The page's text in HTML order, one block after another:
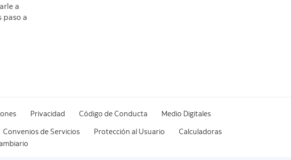
a
paso a
Privacidad Código de Conducta
Medio Digitales
Convenios de Servicios Protección al Usuario
Calculadoras